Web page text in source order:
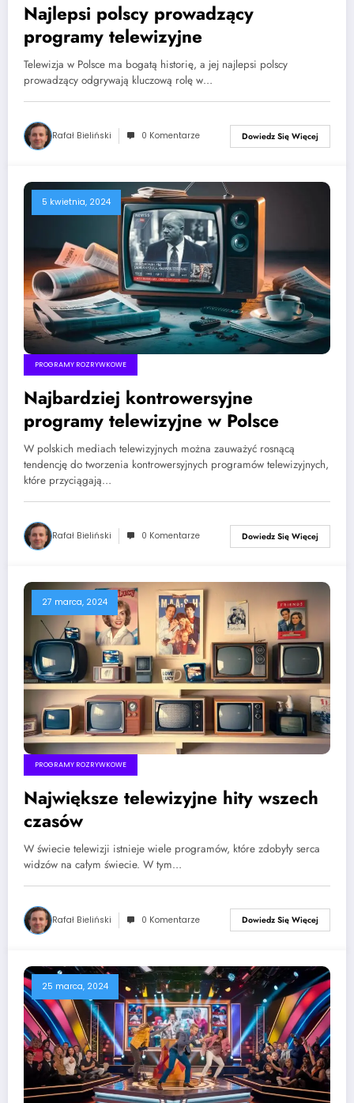
Najlepsi polscy prowadzący
programy telewizyjne
Telewizja w Polsce ma bogatą historię, a jej najlepsi polscy
prowadzący odgrywają kluczową rolę w…
Rafał Bieliński 0 Komentarze Dowiedz Się Więcej
5 kwietnia, 2024
PROGRAMY ROZRYWKOWE
Najbardziej kontrowersyjne
programy telewizyjne w Polsce
W polskich mediach telewizyjnych można zauważyć rosnącą
tendencję do tworzenia kontrowersyjnych programów telewizyjnych,
które przyciągają…
Rafał Bieliński 0 Komentarze Dowiedz Się Więcej
27 marca, 2024
PROGRAMY ROZRYWKOWE
Największe telewizyjne hity wszech
czasów
W świecie telewizji istnieje wiele programów, które zdobyły serca
widzów na całym świecie. W tym…
Rafał Bieliński 0 Komentarze Dowiedz Się Więcej
25 marca, 2024